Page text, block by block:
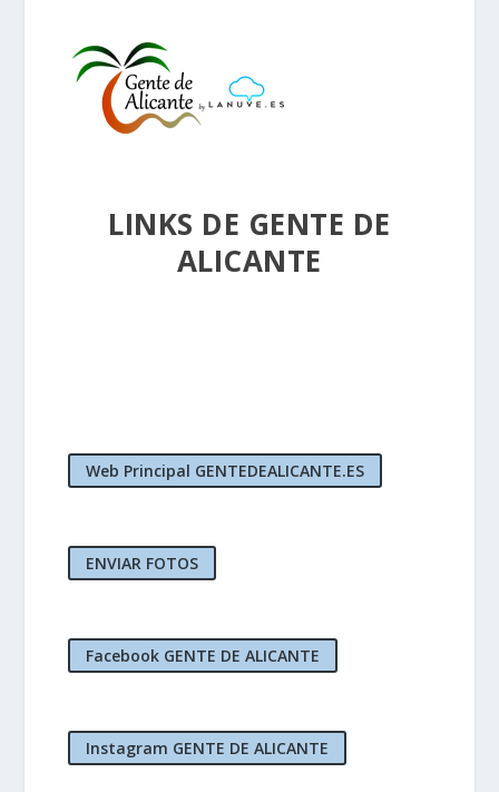
LINKS DE GENTE DE
ALICANTE
Web Principal GENTEDEALICANTE.ES
ENVIAR FOTOS
Facebook GENTE DE ALICANTE
Instagram GENTE DE ALICANTE